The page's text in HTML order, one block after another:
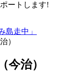
ートします!
島走中」
）
今治）